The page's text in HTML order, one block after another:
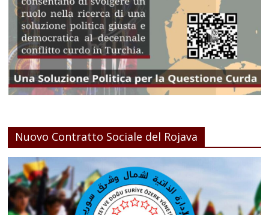
Nuovo Contratto Sociale del Rojava